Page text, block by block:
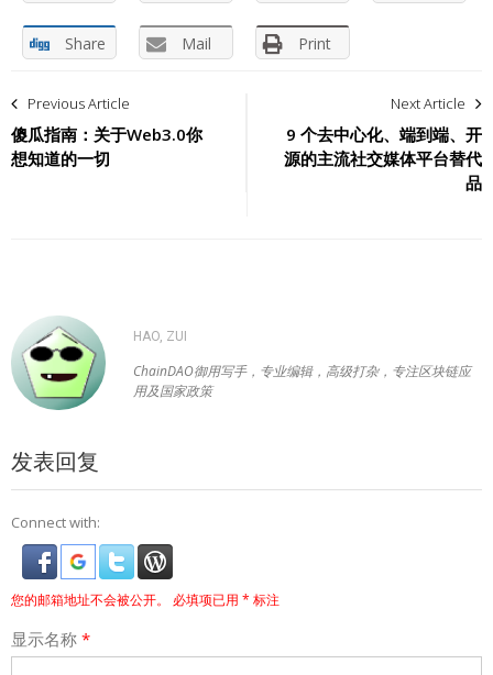
Share Mail Print
章
导
Previous Article
傻瓜指南：关于Web3.0你
想知道的一切
Next Article
9 个去中心化、端到端、开
源的主流社交媒体平台替代
品
HAO, ZUI
ChainDAO御用写手，专业编辑，高级打杂，专注区块链应
用及国家政策
发表回复
Connect with:
您的邮箱地址不会被公开。 必填项已用 * 标注
显示名称 *